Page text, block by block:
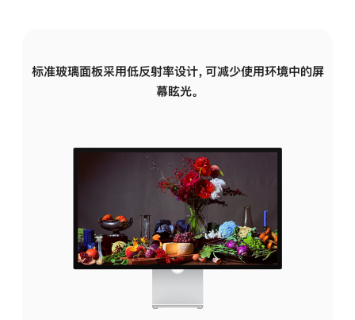
标准玻璃面板采用低反射率设计，可减少使用环境中的屏
幕眩光。